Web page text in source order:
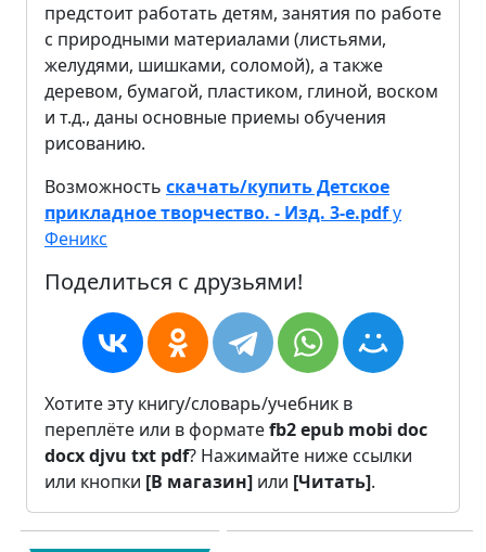
предстоит работать детям, занятия по работе
с природными материалами (листьями,
желудями, шишками, соломой), а также
деревом, бумагой, пластиком, глиной, воском
и т.д., даны основные приемы обучения
рисованию.
Возможность скачать/купить Детское
прикладное творчество. - Изд. 3-е.pdfу
Феникс
Поделиться с друзьями!
Хотите эту книгу/словарь/учебник в
переплёте или в форматеfb2epub mobi doc
docxdjvu txt pdf? Нажимайте ниже ссылки
или кнопки [В магазин] или [Читать].